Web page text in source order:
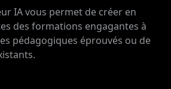
IA vous permet de créer en
des formations engagantes à
pédagogiques éprouvés ou de